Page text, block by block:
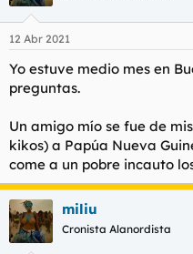
12 Abr 2021
Yo estuve medio mes en
preguntas.
Un amigo mío se fue de
kikos) a Papúa Nueva
come a un pobre incauto
miliu
Cronista Alanordista